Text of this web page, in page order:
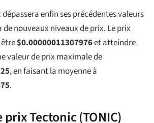
dépassera enfin ses précédentes valeurs
de nouveaux niveaux de prix. Le prix
$0.00000011307976et atteindre
valeur de prix maximale de
, en faisant la moyenne à
.
Tectonic (TONIC)